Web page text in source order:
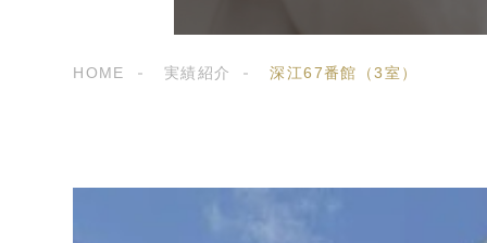
HOME 実績紹介 深江67番館（3室）